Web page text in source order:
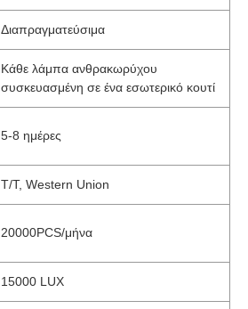
Διαπραγματεύσιμα
Κάθε λάμπα ανθρακωρύχου
συσκευασμένη σε ένα εσωτερικό κουτί
5-8 ημέρες
T/T, Western Union
20000PCS/μήνα
15000 LUX